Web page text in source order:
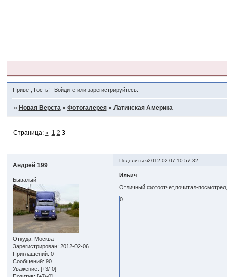
Привет, Гость! Войдитеили зарегистрируйтесь.
» Новая Верста » Фотогалерея » Латинская Америка
Страница: « 1 2 3
Поделиться2012-02-07 10:57:32
Андрей 199
Бывалый
Откуда: Москва
Зарегистрирован: 2012-02-06
Приглашений: 0
Сообщений: 90
Уважение: [+3/-0]
Ильич
Отличный фотоотчет,почитал-
0